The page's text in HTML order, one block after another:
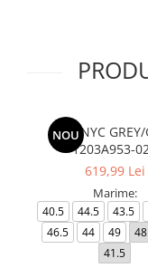
NOU
GEL-NYC GREY/
1203A953-
619,99 Lei
Marime:
40.5 44.5 43.5
46.5
44 49 48
41.5